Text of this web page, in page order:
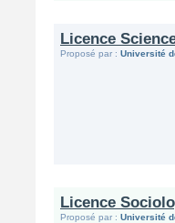
Licence
Proposé par : Université
Licence
Proposé par : Université